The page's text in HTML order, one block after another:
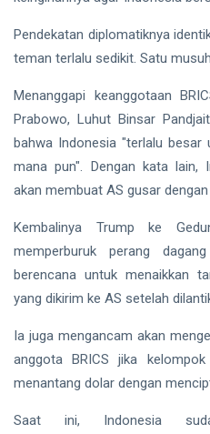
Pendekatan diplomatiknya
teman terlalu sedikit. Satu
Menanggapi keanggotaan
Prabowo, Luhut Binsar
bahwa Indonesia "terlalu besar
mana pun". Dengan kata lain,
akan membuat AS gusar
Kembalinya Trump ke
memperburuk perang
berencana untuk menaikkan
yang dikirim ke AS setelah
Ia juga mengancam akan
anggota BRICS jika
menantang dolar dengan
Saat ini, Indonesia